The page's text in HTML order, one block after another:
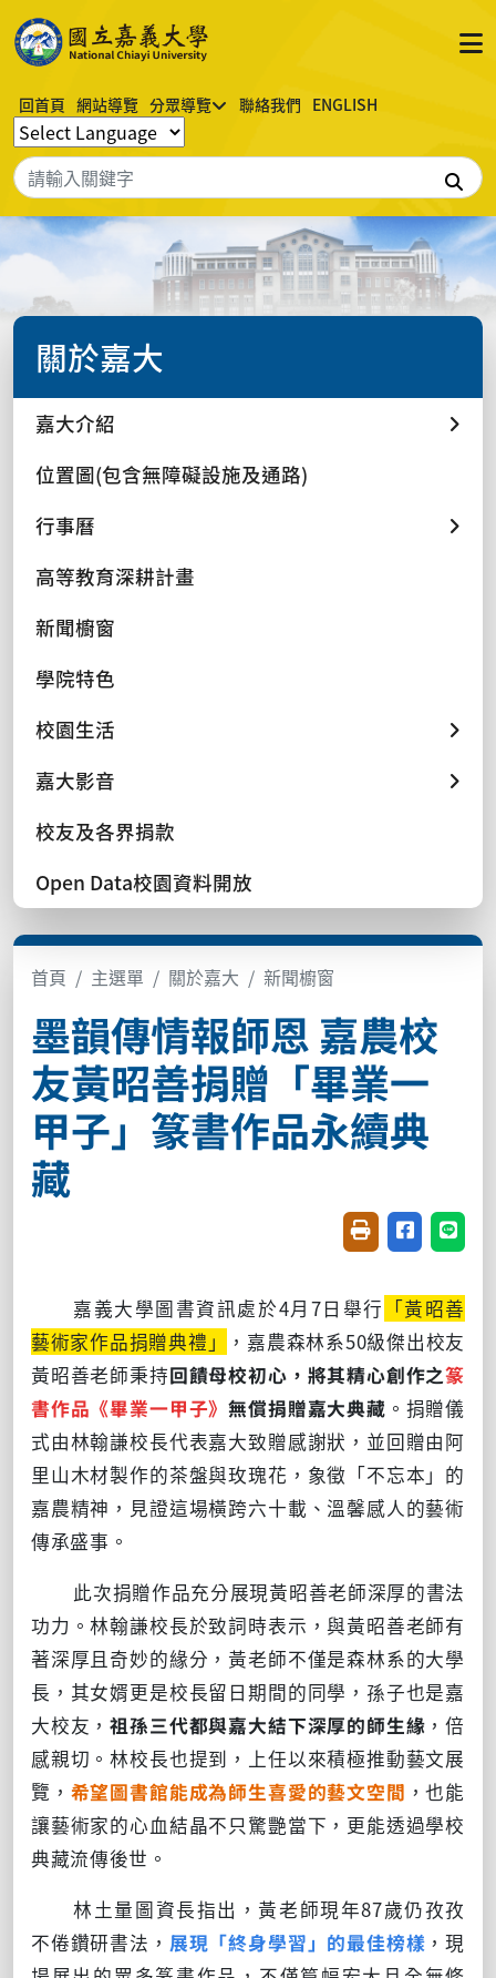
回首頁 網站導覽 分眾導覽 聯絡我們 ENGLISH
搜尋
關於嘉大
嘉大介紹
位置圖(包含無障礙設施及通路)
行事曆
高等教育深耕計畫
新聞櫥窗
學院特色
校園生活
嘉大影音
校友及各界捐款
Open Data校園資料開放
首頁 主選單 關於嘉大 新聞櫥窗
墨韻傳情報師恩 嘉農校
友黃昭善捐贈「畢業一
甲子」篆書作品永續典
藏
友善列印(開新視
分享至臉書
分享
嘉義大學圖書資訊處於4月7日舉行 「黃昭善
藝術家作品捐贈典禮」
，嘉農森林系50級傑出校友
黃昭善老師秉持回饋母校初心，將其精心創作之篆
書作品《畢業一甲子》無償捐贈嘉大典藏 。捐贈儀
式由林翰謙校長代表嘉大致贈感謝狀，並回贈由阿
里山木材製作的茶盤與玫瑰花，象徵「不忘本」的
嘉農精神，見證這場橫跨六十載、溫馨感人的藝術
傳承盛事。
此次捐贈作品充分展現黃昭善老師深厚的書法
功力。林翰謙校長於致詞時表示，與黃昭善老師有
著深厚且奇妙的緣分，黃老師不僅是森林系的大學
長，其女婿更是校長留日期間的同學，孫子也是嘉
大校友，祖孫三代都與嘉大結下深厚的師生緣 ，倍
感親切。林校長也提到，上任以來積極推動藝文展
覽， 希望圖書館能成為師生喜愛的藝文空間 ，也能
讓藝術家的心血結晶不只驚艷當下，更能透過學校
典藏流傳後世。
林土量圖資長指出，黃老師現年87歲仍孜孜
不倦鑽研書法， 展現「終身學習」的最佳榜樣 ，現